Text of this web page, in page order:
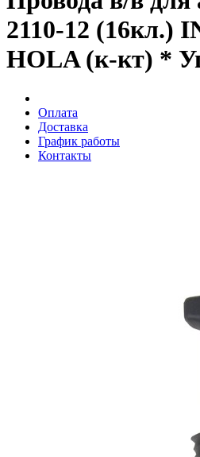
2110-12 (16кл.)
HOLA (к-кт) *
Оплата
Доставка
График работы
Контакты